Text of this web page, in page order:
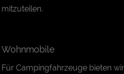
mitzuteilen.
Wohnmobile
Für Campingfahrzeuge bieten